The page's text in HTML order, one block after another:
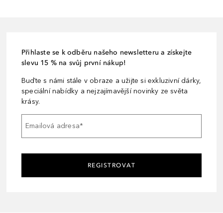
Přihlaste se k odběru našeho newsletteru a získejte
slevu 15 % na svůj první nákup!
Buďte s námi stále v obraze a užijte si exkluzivní dárky,
speciální nabídky a nejzajímavější novinky ze světa
krásy.
Emailová adresa*
REGISTROVAT